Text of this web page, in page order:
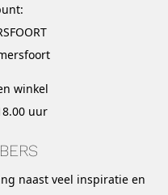
winkel
uur
naast veel inspiratie en